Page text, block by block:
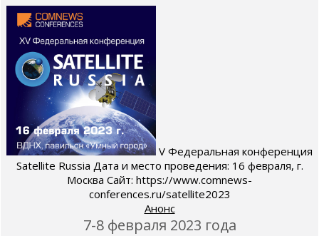
V Федеральная конференция
Satellite Russia Дата и место проведения: 16 февраля, г.
Москва Сайт: https://www.comnews-
conferences.ru/satellite2023
Анонс
7-8 февраля 2023 года